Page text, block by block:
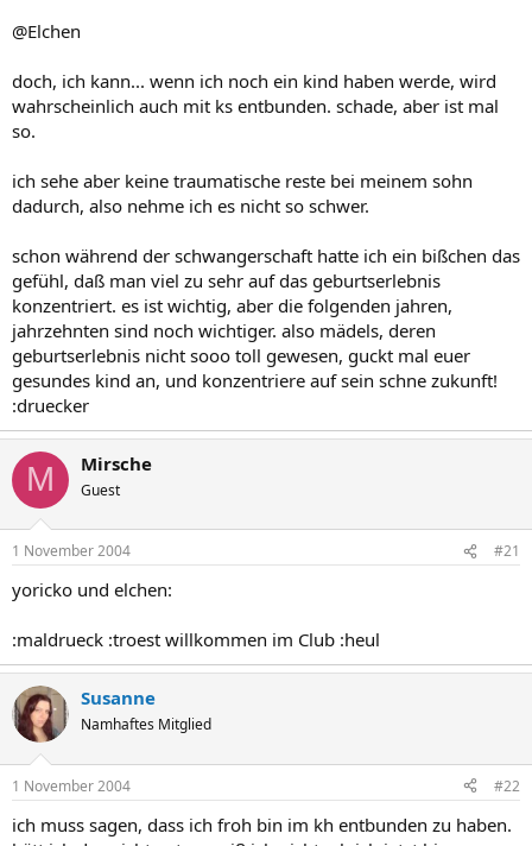
auf "normalem"Wege entbinden zu können,das ist bei mir nämlich
der Fall....
@Elchen
doch, ich kann... wenn ich noch ein kind haben werde, wird
wahrscheinlich auch mit ks entbunden. schade, aber ist mal
so.
ich sehe aber keine traumatische reste bei meinem sohn
dadurch, also nehme ich es nicht so schwer.
schon während der schwangerschaft hatte ich ein bißchen das
gefühl, daß man viel zu sehr auf das geburtserlebnis
konzentriert. es ist wichtig, aber die folgenden jahren,
jahrzehnten sind noch wichtiger. also mädels, deren
geburtserlebnis nicht sooo toll gewesen, guckt mal euer
gesundes kind an, und konzentriere auf sein schne zukunft!
:druecker
M Mirsche
Guest
1 November 2004 #21
yoricko und elchen:
:maldrueck :troest willkommen im Club :heul
Susanne
Namhaftes Mitglied
1 November 2004 #22
ich muss sagen, dass ich froh bin im kh entbunden zu haben.